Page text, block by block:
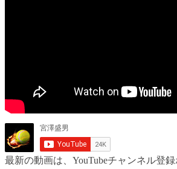
最新の動画は、YouTubeチャンネル登